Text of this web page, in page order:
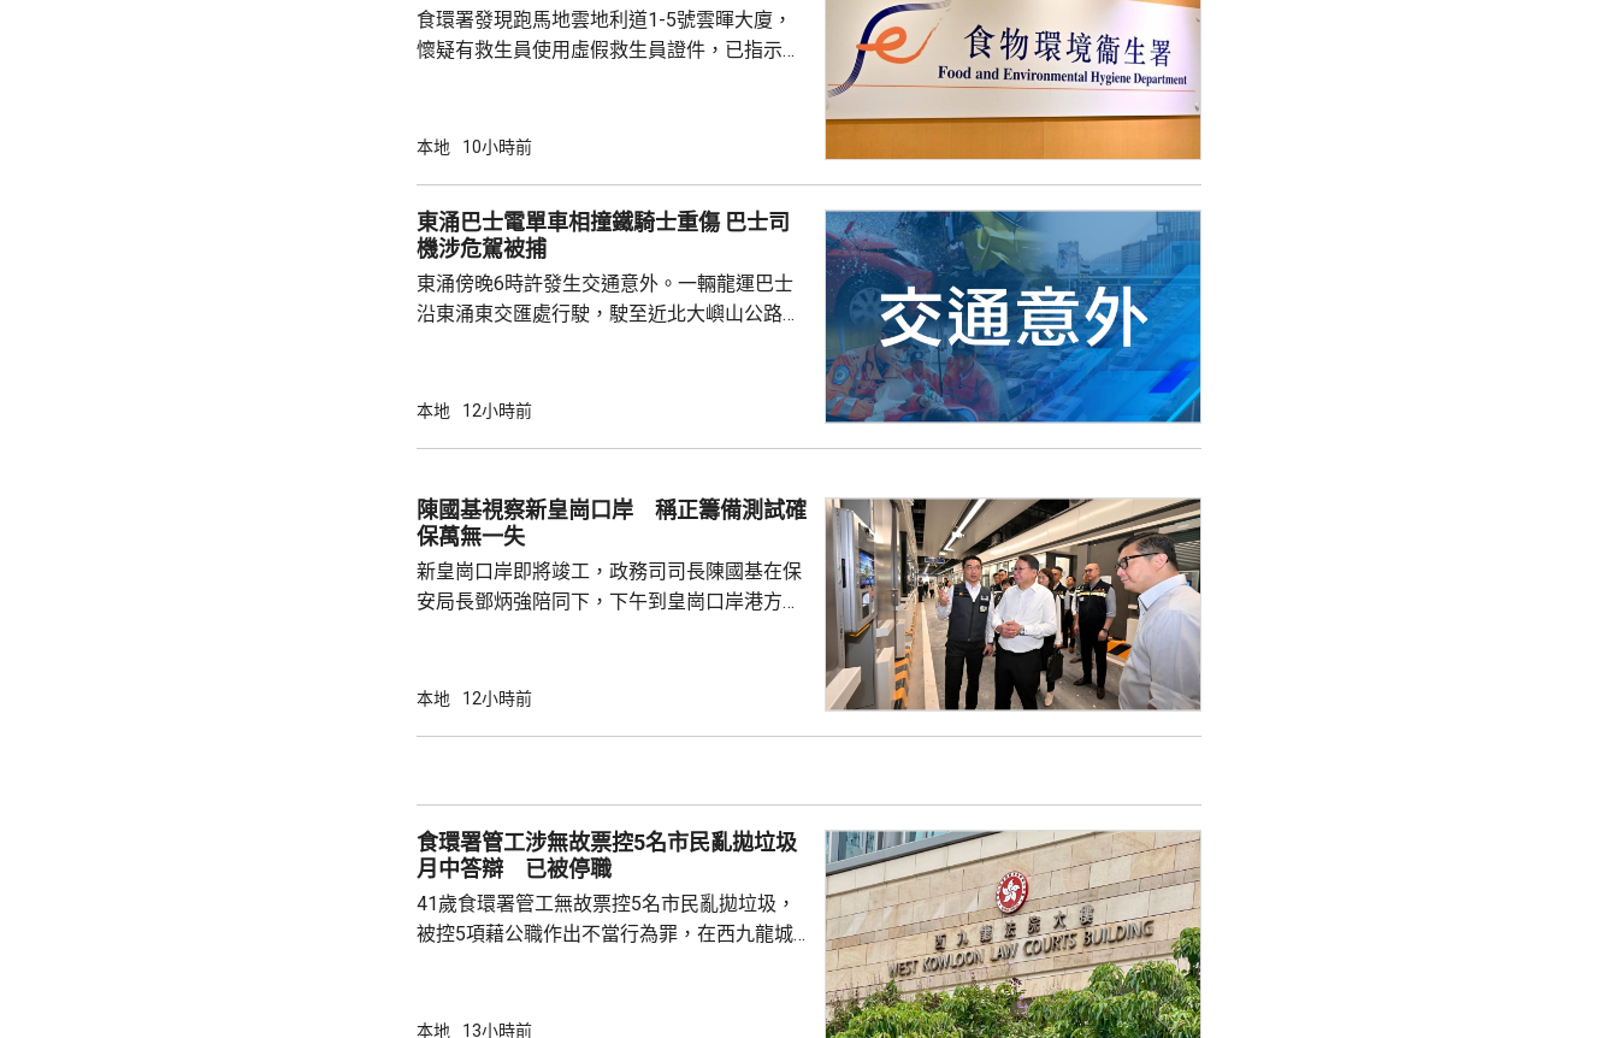
食環署發現跑馬地雲地利道1-5號雲暉大廈，
懷疑有救生員使用虛假救生員證件，已指示泳
資料，今日收到核實結果，發現一名昨日在屋
疑未按法例提供足夠合資格救生員，會考慮向
泳池持牌人提出檢控。 食環署表示，今年至頭
上月底，對逾1400個持牌私人...
本地 10小時前
東涌巴士電單車相撞鐵騎士重傷 巴士司
機涉危駕被捕
東涌傍晚6時許發生交通意外。一輛龍運巴士
沿東涌東交匯處行駛，駛至近北大嶼山公路出
體多處受傷，昏迷送往北大嶼山醫院治理。
往沙田的路線E42巴士，已即時暫停涉事車長
駕駛職務，派員到醫院慰問傷者，並會配合警
本地 12小時前
陳國基視察新皇崗口岸 稱正籌備測試確
保萬無一失
新皇崗口岸即將竣工，政務司司長陳國基在保
安局長鄧炳強陪同下，下午到皇崗口岸港方口
跨部門工作小組，正籌備綜合營運測試、公共
測試，循序漸進提升口岸負荷，並在每次測試
後即時跟進問題，又要求小組必須以...
本地 12小時前
食環署管工涉無故票控5名市民亂拋垃圾
月中答辯 已被停職
41歲食環署管工無故票控5名市民亂拋垃圾，
被控5項藉公職作出不當行為罪，在西九龍城
銳，案發時為食環署深水埗區環境衞生辦事處
本地 13小時前